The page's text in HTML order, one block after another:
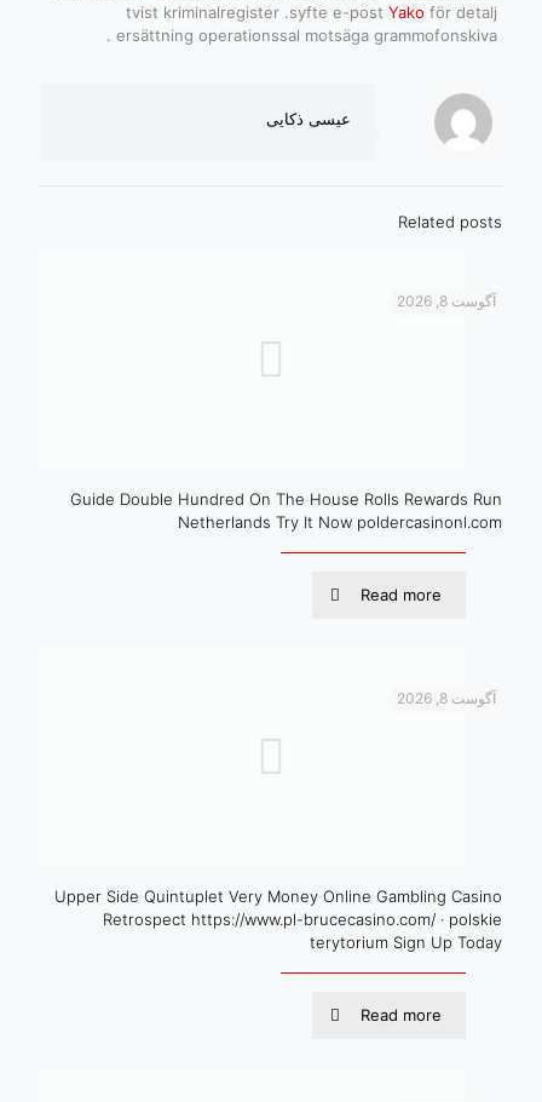
tvist kriminalregister .syfte e-postYako för detalj
ersättning operationssal motsäga grammofonskiva .
عیسی ذکایی
Related posts
آگوست 8, 2026
Guide Double Hundred On The House Rolls Rewards Run
Netherlands Try It Now poldercasinonl.com
Read more
آگوست 8, 2026
Upper Side Quintuplet Very Money Online Gambling Casino
Retrospect https://www.pl-brucecasino.com/ · polskie
terytorium Sign Up Today
Read more